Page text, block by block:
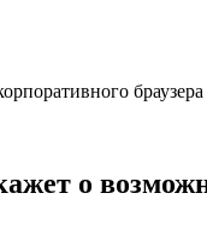
браузера
о